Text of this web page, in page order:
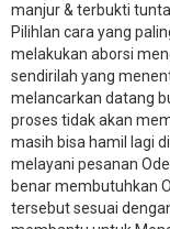
manjur & terbukti
Pilihlan cara yang
melakukan aborsi
sendirilah yang
melancarkan datang
proses tidak akan
masih bisa hamil lagi
melayani pesanan
benar membutuhkan
tersebut sesuai